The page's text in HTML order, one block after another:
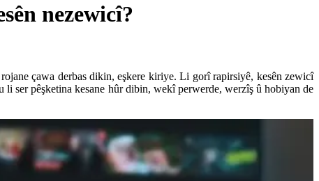
nezewicî?
çawa derbas dikin, eşkere kiriye. Li gorî rapirsiyê, kesên zewicî
ser pêşketina kesane hûr dibin, wekî perwerde, werzîş û hobiyan de